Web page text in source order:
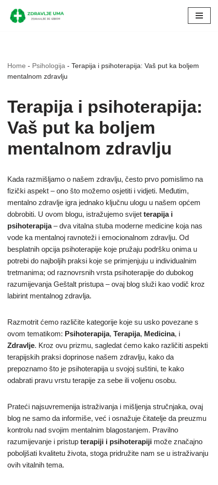
Skip
Home - Psihologija - Terapija i psihoterapija: Vaš put ka boljem
mentalnom zdravlju
Terapija i psihoterapija:
Vaš put ka boljem
mentalnom zdravlju
Kada razmišljamo o našem zdravlju, često prvo pomislimo na
fizički aspekt – ono što možemo osjetiti i vidjeti. Međutim,
mentalno zdravlje igra jednako ključnu ulogu u našem općem
dobrobiti. U ovom blogu, istražujemo svijet terapija i
psihoterapija– dva vitalna stuba moderne medicine koja nas
vode ka mentalnoj ravnoteži i emocionalnom zdravlju. Od
besplatnih opcija psihoterapije koje pružaju podršku onima u
potrebi do najboljih praksi koje se primjenjuju u individualnim
tretmanima; od raznovrsnih vrsta psihoterapije do dubokog
razumijevanja Geštalt pristupa – ovaj blog služi kao vodič kroz
labirint mentalnog zdravlja.
Razmotrit ćemo različite kategorije koje su usko povezane s
ovom tematikom: Psihoterapija, Terapija, Medicina, i
Zdravlje. Kroz ovu prizmu, sagledat ćemo kako različiti aspekti
terapijskih praksi doprinose našem zdravlju, kako da
prepoznamo što je psihoterapija u svojoj suštini, te kako
odabrati pravu vrstu terapije za sebe ili voljenu osobu.
Prateći najsuvremenija istraživanja i mišljenja stručnjaka, ovaj
blog ne samo da informiše, već i osnažuje čitatelje da preuzmu
kontrolu nad svojim mentalnim blagostanjem. Pravilno
razumijevanje i pristup terapiji i psihoterapiji može značajno
poboljšati kvalitetu života, stoga pridružite nam se u istraživanju
ovih vitalnih tema.